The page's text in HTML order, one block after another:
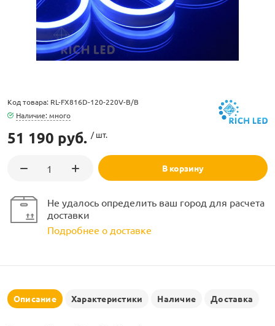
LED
Код товара: RL-FX816D-120-220V-B/B
Наличие: много
51 190 руб. / шт.
В корзину
Не удалось определить ваш город для расчета
доставки
Подробнее о доставке
Описание Характеристики Наличие Доставка